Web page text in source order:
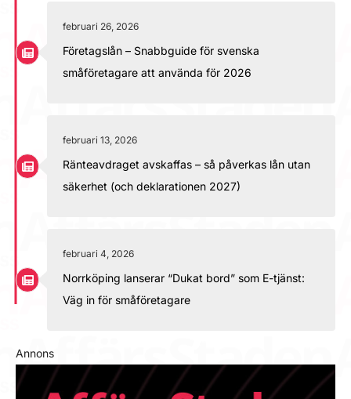
februari 26, 2026
Företagslån – Snabbguide för svenska
småföretagare att använda för 2026
februari 13, 2026
Ränteavdraget avskaffas – så påverkas lån utan
säkerhet (och deklarationen 2027)
februari 4, 2026
Norrköping lanserar “Dukat bord” som E-tjänst:
Väg in för småföretagare
Annons